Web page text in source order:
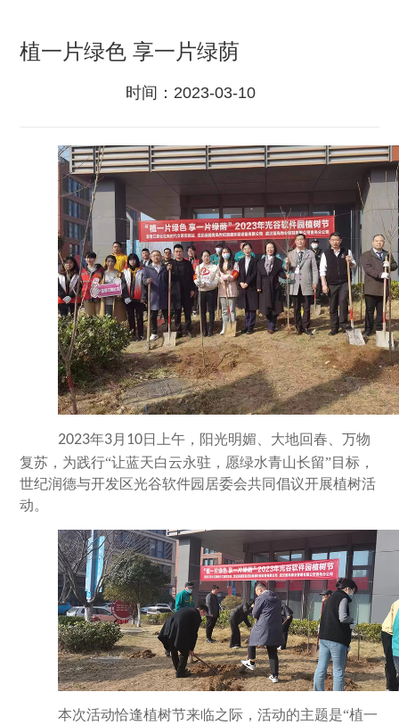
植一片绿色 享一片绿荫
时间： 2023-03-10
2023年3月 10日上午，阳光明媚、大地回春、万物
复苏，为践行“让蓝天白云永驻，愿绿水青山长留”目标，
世纪润德与开发区光谷软件园居委会共同倡议开展植树活
动。
本次活动恰逢植树节来临之际，活动的主题是“植一